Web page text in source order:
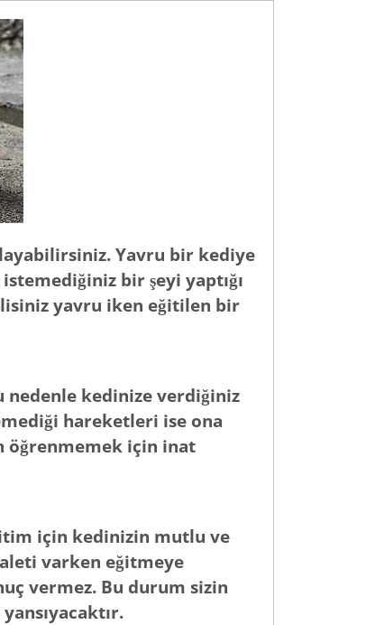
Yavru bir kediye
bir şeyi yaptığı
yavru iken eğitilen bir
kedinize verdiğiniz
hareketleri ise ona
öğrenmemek için inat
için kedinizin mutlu ve
varken eğitmeye
vermez. Bu durum sizin